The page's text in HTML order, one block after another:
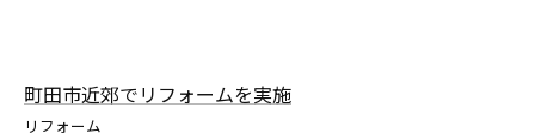
町田市近郊でリフォームを実施
リフォーム